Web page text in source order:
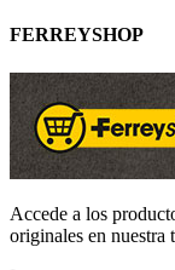
FERREYSHOP
Accede a los
originales en nuestra